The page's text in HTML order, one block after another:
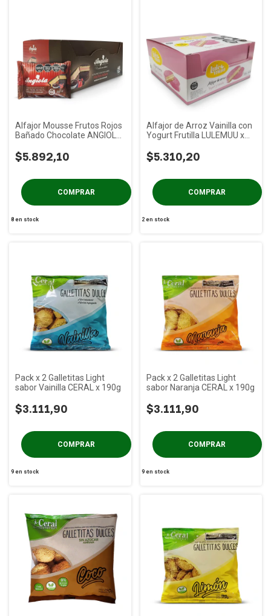
Alfajor Mousse Frutos Rojos
Bañado Chocolate ANGIOLA
$5.892,10
8en stock
Alfajor de Arroz Vainilla con
Yogurt Frutilla LULEMUU x
$5.310,20
2 en stock
Pack x 2 Galletitas Light
sabor Vainilla CERAL x 190g
$3.111,90
9en stock
Pack x 2 Galletitas Light
sabor Naranja CERAL x 190g
$3.111,90
9 en stock